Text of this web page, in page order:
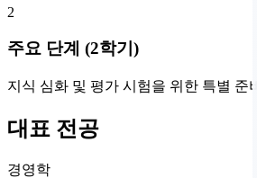
2
주요 단계 (2학기)
지식 심화 및 평가 시험을 위한 특별 준비
대표 전공
경영학